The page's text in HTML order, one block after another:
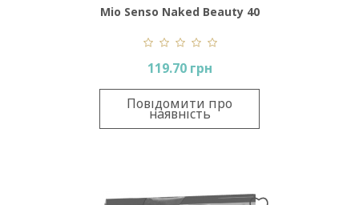
Mio Senso Naked Beauty 40
Den
119.70 грн
Повідомити про
наявність